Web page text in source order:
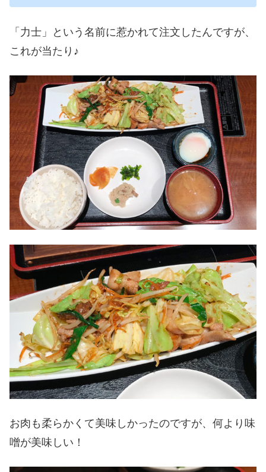
「力士」という名前に惹かれて注文したんですが、
これが当たり♪
お肉も柔らかくて美味しかったのですが、何より味
噌が美味しい！